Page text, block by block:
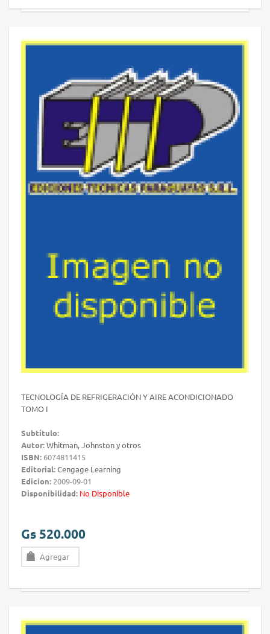
TECNOLOGÍA DE REFRIGERACIÓN Y AIRE ACONDICIONADO
TOMO I
Subtítulo:
Autor:Whitman, Johnston y otros
ISBN: 6074811415
Editorial:Cengage Learning
Edicion: 2009-09-01
Disponibilidad: No Disponible
Gs 520.000
Agregar